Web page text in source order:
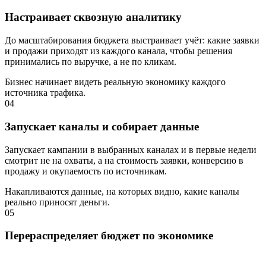
Настраивает сквозную аналитику
До масштабирования бюджета выстраивает учёт: какие заявки
и продажи приходят из каждого канала, чтобы решения
принимались по выручке, а не по кликам.
Бизнес начинает видеть реальную экономику каждого
источника трафика.
04
Запускает каналы и собирает данные
Запускает кампании в выбранных каналах и в первые недели
смотрит не на охваты, а на стоимость заявки, конверсию в
продажу и окупаемость по источникам.
Накапливаются данные, на которых видно, какие каналы
реально приносят деньги.
05
Перераспределяет бюджет по экономике